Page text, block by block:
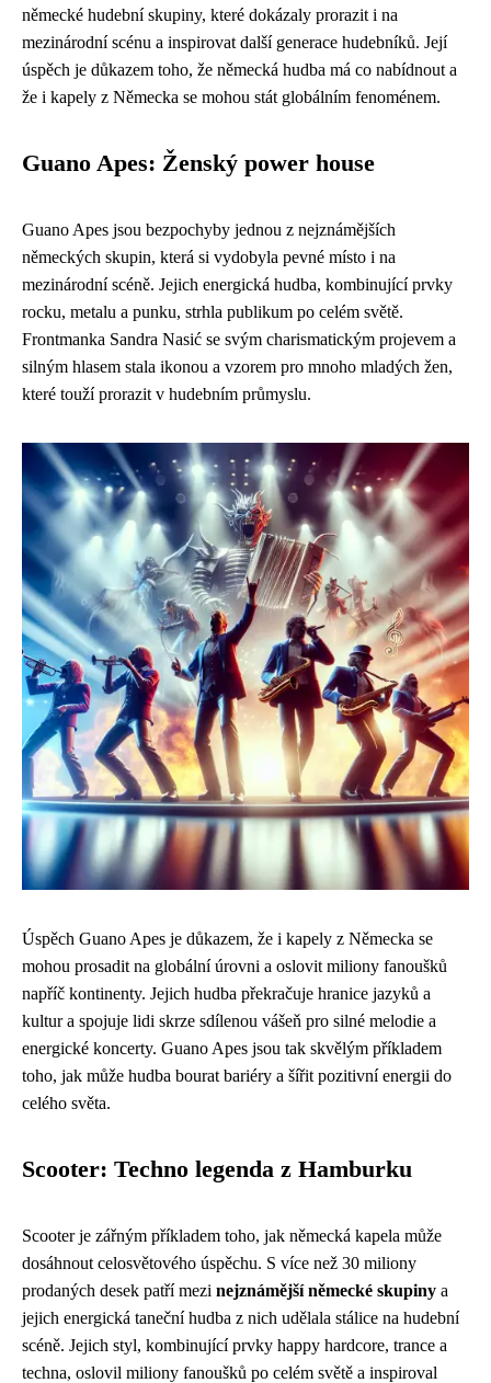
německé hudební skupiny, které dokázaly prorazit i na
mezinárodní scénu a inspirovat další generace hudebníků. Její
úspěch je důkazem toho, že německá hudba má co nabídnout a
že i kapely z Německa se mohou stát globálním fenoménem.
Guano Apes: Ženský power house
Guano Apes jsou bezpochyby jednou z nejznámějších
německých skupin, která si vydobyla pevné místo i na
mezinárodní scéně. Jejich energická hudba, kombinující prvky
rocku, metalu a punku, strhla publikum po celém světě.
Frontmanka Sandra Nasić se svým charismatickým projevem a
silným hlasem stala ikonou a vzorem pro mnoho mladých žen,
které touží prorazit v hudebním průmyslu.
Úspěch Guano Apes je důkazem, že i kapely z Německa se
mohou prosadit na globální úrovni a oslovit miliony fanoušků
napříč kontinenty. Jejich hudba překračuje hranice jazyků a
kultur a spojuje lidi skrze sdílenou vášeň pro silné melodie a
energické koncerty. Guano Apes jsou tak skvělým příkladem
toho, jak může hudba bourat bariéry a šířit pozitivní energii do
celého světa.
Scooter: Techno legenda z Hamburku
Scooter je zářným příkladem toho, jak německá kapela může
dosáhnout celosvětového úspěchu. S více než 30 miliony
prodaných desek patří mezi nejznámější německé skupiny a
jejich energická taneční hudba z nich udělala stálice na hudební
scéně. Jejich styl, kombinující prvky happy hardcore, trance a
techna, oslovil miliony fanoušků po celém světě a inspiroval